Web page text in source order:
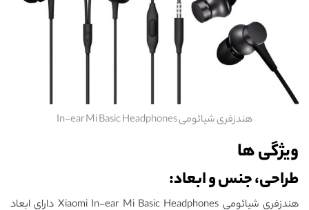
هندزفری شیائومی In-ear Mi Basic Headphones
ویژگی ها
طراحی، جنس و ابعاد:
هندزفری شیائومی Xiaomi In-ear Mi Basic Headphones دارای ابعاد